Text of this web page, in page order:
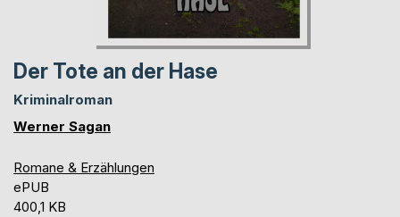
Der Tote an der Hase
Kriminalroman
Werner Sagan
Romane & Erzählungen
ePUB
400,1 KB